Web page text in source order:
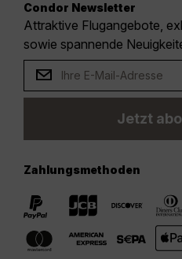
Condor Newsletter
Attraktive Flugangebote,
sowie spannende
Jetzt
Zahlungsmethoden